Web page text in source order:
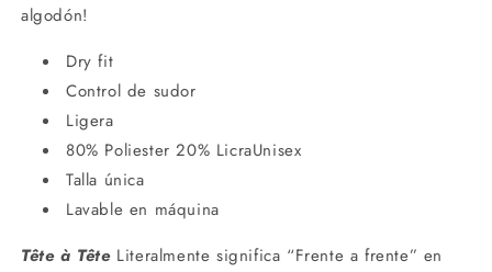
algodón!
Dry fit
Control de sudor
Ligera
80% Poliester 20% LicraUnisex
Talla única
Lavable en máquina
Tête à Tête Literalmente significa “Frente a frente” en